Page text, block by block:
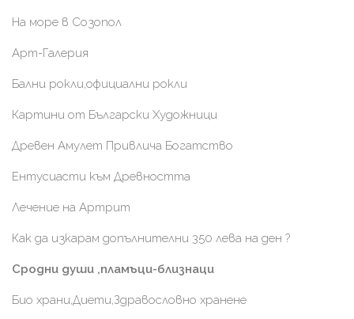
На море в Созопол
Арт-Галерия
Бални рокли,официални рокли
Картини от Български Художници
Древен Амулет Привлича Богатство
Ентусиасти към Древността
Лечение на Артрит
Как да изкарам допълнителни 350 лева на ден ?
Сродни души ,пламъци-близнаци
Био храни,Диети,Здравословно хранене